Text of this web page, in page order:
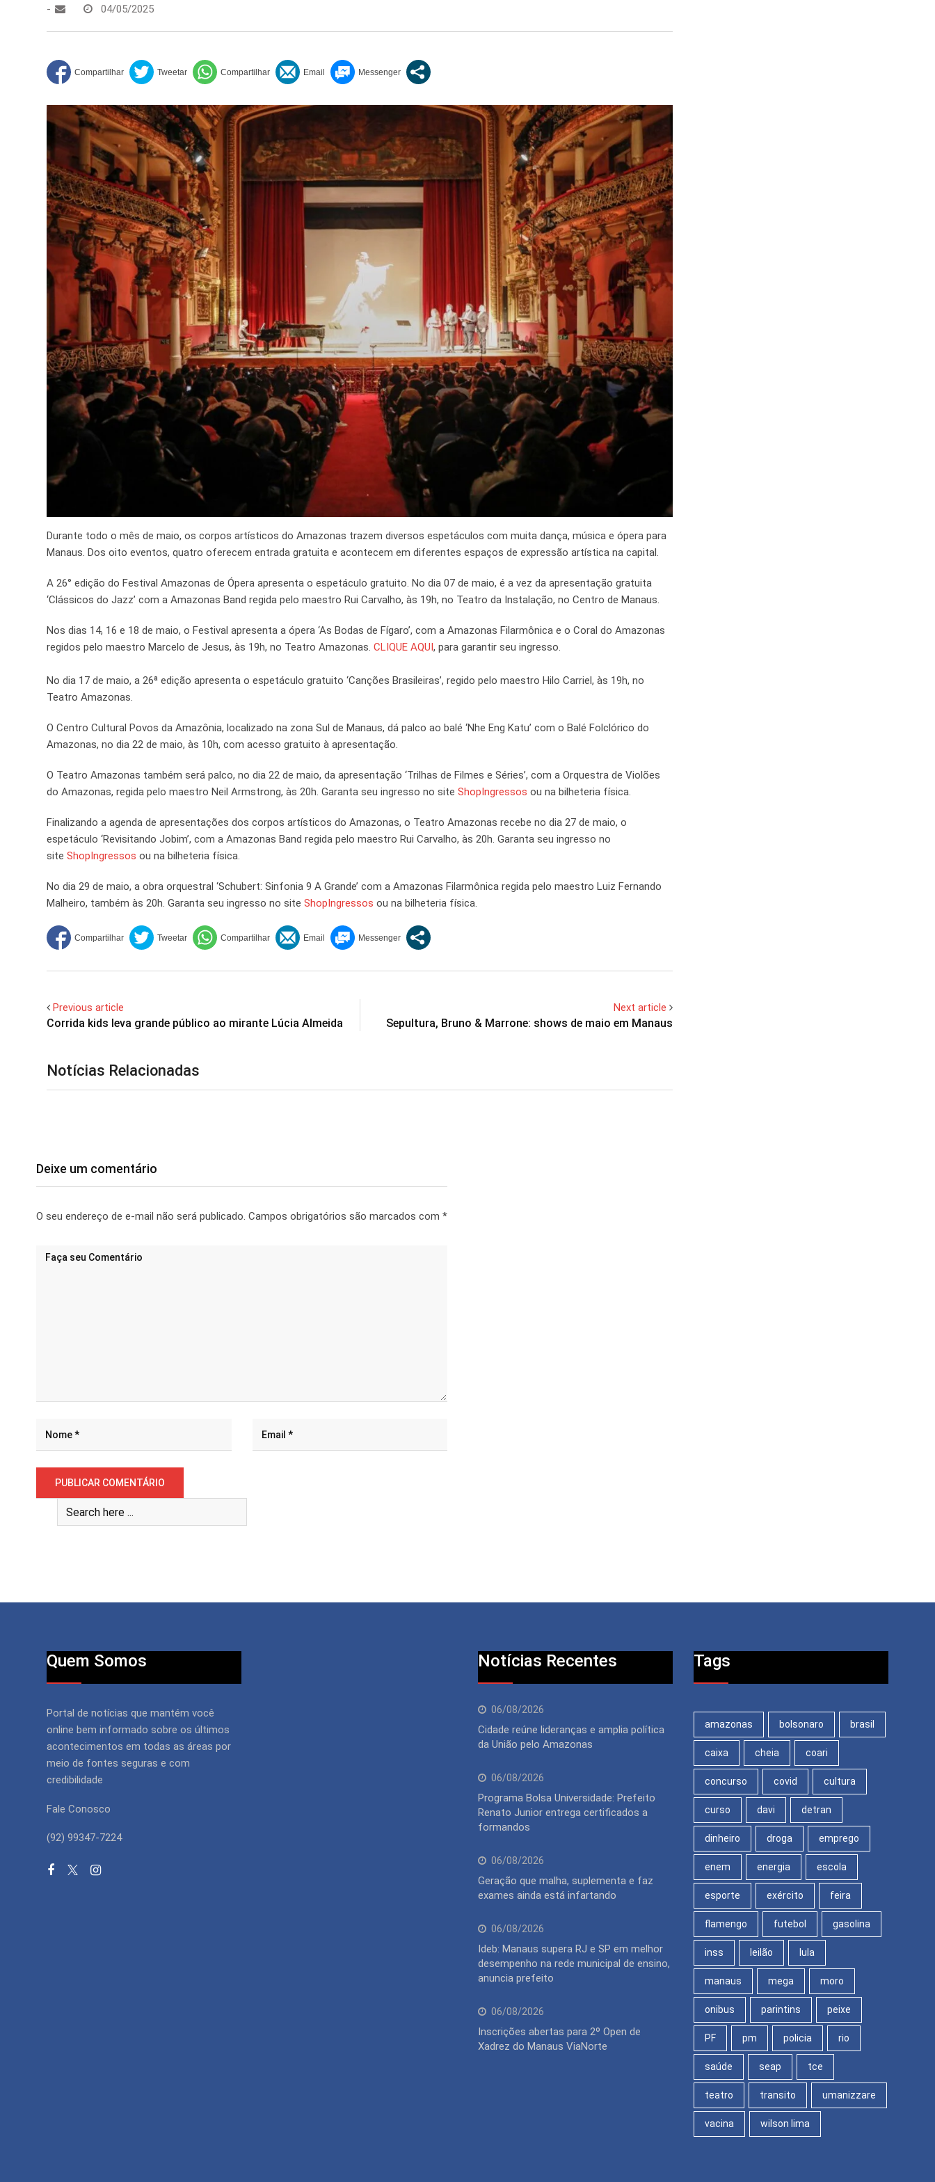
- 04/05/2025
Durante todo o mês de maio, os corpos artísticos do Amazonas trazem diversos espetáculos com muita dança, música e ópera para
Manaus. Dos oito eventos, quatro oferecem entrada gratuita e acontecem em diferentes espaços de expressão artística na capital.
A 26° edição do Festival Amazonas de Ópera apresenta o espetáculo gratuito. No dia 07 de maio, é a vez da apresentação gratuita
‘Clássicos do Jazz’ com a Amazonas Band regida pelo maestro Rui Carvalho, às 19h, no Teatro da Instalação, no Centro de Manaus.
Nos dias 14, 16 e 18 de maio, o Festival apresenta a ópera ‘As Bodas de Fígaro’, com a Amazonas Filarmônica e o Coral do Amazonas
regidos pelo maestro Marcelo de Jesus, às 19h, no Teatro Amazonas. CLIQUE AQUI , para garantir seu ingresso.
No dia 17 de maio, a 26ª edição apresenta o espetáculo gratuito ‘Canções Brasileiras’, regido pelo maestro Hilo Carriel, às 19h, no
Teatro Amazonas.
O Centro Cultural Povos da Amazônia, localizado na zona Sul de Manaus, dá palco ao balé ‘Nhe Eng Katu’ com o Balé Folclórico do
Amazonas, no dia 22 de maio, às 10h, com acesso gratuito à apresentação.
O Teatro Amazonas também será palco, no dia 22 de maio, da apresentação ‘Trilhas de Filmes e Séries’, com a Orquestra de Violões
do Amazonas, regida pelo maestro Neil Armstrong, às 20h. Garanta seu ingresso no site ShopIngressos ou na bilheteria física.
Finalizando a agenda de apresentações dos corpos artísticos do Amazonas, o Teatro Amazonas recebe no dia 27 de maio, o
espetáculo ‘Revisitando Jobim’, com a Amazonas Band regida pelo maestro Rui Carvalho, às 20h. Garanta seu ingresso no
site ShopIngressos ou na bilheteria física.
No dia 29 de maio, a obra orquestral ‘Schubert: Sinfonia 9 A Grande’ com a Amazonas Filarmônica regida pelo maestro Luiz Fernando
Malheiro, também às 20h. Garanta seu ingresso no site ShopIngressos ou na bilheteria física.
Previous article
Corrida kids leva grande público ao mirante Lúcia Almeida
Next article
Sepultura, Bruno & Marrone: shows de maio em Manaus
Notícias Relacionadas
Deixe um comentário
O seu endereço de e-mail não será publicado. Campos obrigatórios são marcados com *
Quem Somos
Portal de notícias que mantém você
online bem informado sobre os últimos
acontecimentos em todas as áreas por
meio de fontes seguras e com
credibilidade
Fale Conosco
(92) 99347-7224
Notícias Recentes
06/08/2026
Cidade reúne lideranças e amplia política
da União pelo Amazonas
06/08/2026
Programa Bolsa Universidade: Prefeito
Renato Junior entrega certificados a
formandos
06/08/2026
Geração que malha, suplementa e faz
exames ainda está infartando
06/08/2026
Ideb: Manaus supera RJ e SP em melhor
desempenho na rede municipal de ensino,
anuncia prefeito
06/08/2026
Inscrições abertas para 2º Open de
Xadrez do Manaus ViaNorte
Tags
amazonas bolsonaro brasil
caixa cheia coari
concurso covid cultura
curso davi detran
dinheiro droga emprego
enem energia escola
esporte exército feira
flamengo futebol gasolina
inss leilão lula
manaus mega moro
onibus parintins peixe
PF pm policia rio
saúde seap tce
teatro transito umanizzare
vacina wilson lima